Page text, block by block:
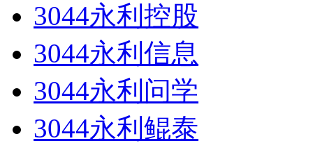
3044永利控股
3044永利信息
3044永利问学
3044永利鲲泰